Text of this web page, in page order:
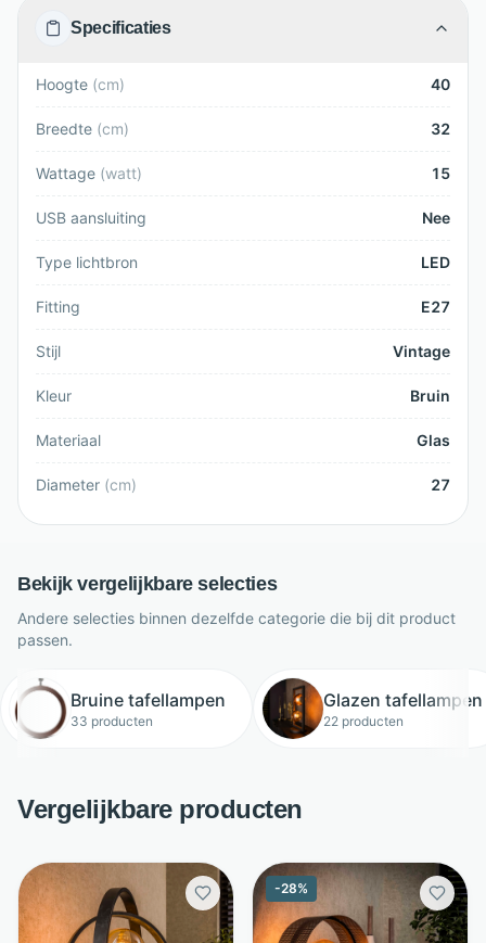
Specificaties
Hoogte (cm) 40
Breedte (cm) 32
Wattage (watt) 15
USB aansluiting Nee
Type lichtbron LED
Fitting E27
Stijl Vintage
Kleur Bruin
Materiaal Glas
Diameter (cm) 27
Bekijk vergelijkbare selecties
Andere selecties binnen dezelfde categorie die bij dit product
passen.
Bruine tafellampen
33 producten
Glazen tafellampen
22 producten
Vergelijkbare producten
-28%